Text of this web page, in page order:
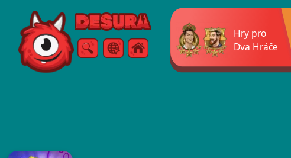
Free Online Games
Vyhledávání
Menu
Hry pro
Dva Hráče